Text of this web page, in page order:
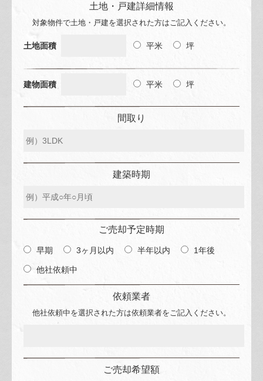
土地・戸建詳細情報
対象物件で土地・戸建を選択された方はご記入ください。
土地面積 平米 坪
建物面積 平米 坪
間取り
建築時期
ご売却予定時期
早期 3ヶ月以内 半年以内 1年後
他社依頼中
依頼業者
他社依頼中を選択された方は依頼業者をご記入ください。
ご売却希望額